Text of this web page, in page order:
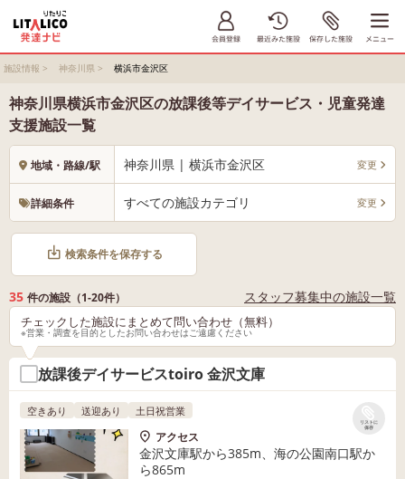
施設情報 > 神奈川県 > 横浜市金沢区
神奈川県横浜市金沢区の放課後等デイサービス・児童発達
支援施設一覧
地域・路線/駅 神奈川県 | 横浜市金沢区 変更
詳細条件 すべての施設カテゴリ 変更
検索条件を保存する
35 件の施設（1-20件） スタッフ募集中の施設一覧
チェックした施設にまとめて問い合わせ（無料）
※営業・調査を目的としたお問い合わせはご遠慮ください
放課後デイサービスtoiro 金沢文庫
リストに
保存
空きあり 送迎あり 土日祝営業
アクセス
金沢文庫駅から385m、海の公園南口駅か
ら865m